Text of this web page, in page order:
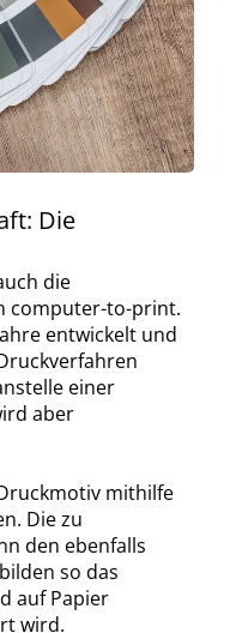
Die
die
computer-to-print.
entwickelt und
einer
aber
mithilfe
Die zu
den ebenfalls
so das
auf Papier
wird.